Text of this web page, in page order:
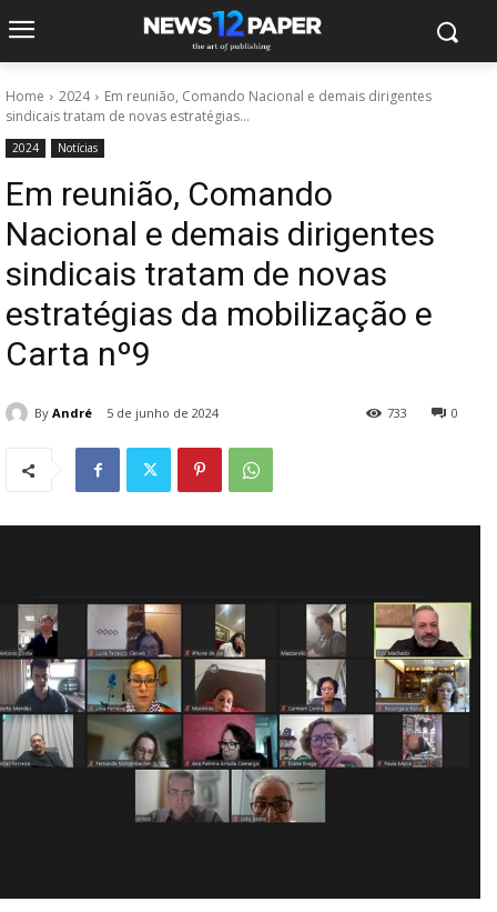
Home 2024
Em reunião, Comando Nacional e demais dirigentes
sindicais tratam de novas estratégias...
2024 Notícias
Em reunião, Comando
Nacional e demais dirigentes
sindicais tratam de novas
estratégias da mobilização e
Carta nº9
By André 5 de junho de 2024 0
733